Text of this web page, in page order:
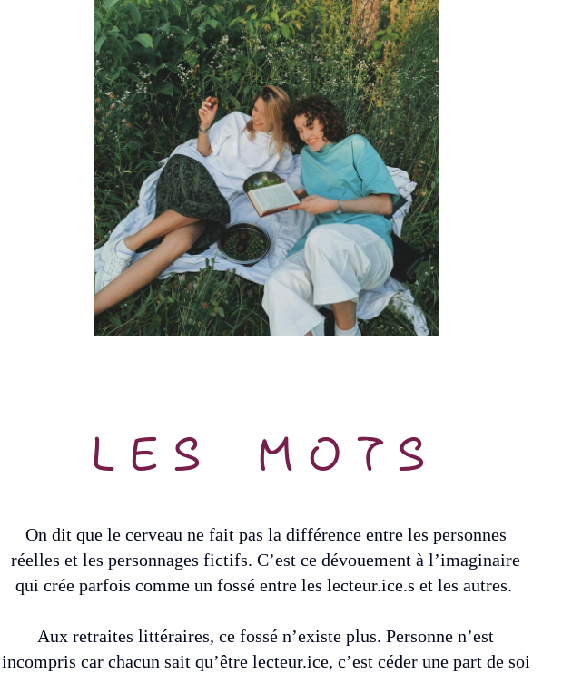
LES MOTS
On dit que le cerveau ne fait pas la différence entre les personnes
réelles et les personnages fictifs. C’est ce dévouement à l’imaginaire
qui crée parfois comme un fossé entre les lecteur.ice.s et les autres.
Aux retraites littéraires, ce fossé n’existe plus. Personne n’est
incompris car chacun sait qu’être lecteur.ice, c’est céder une part de soi